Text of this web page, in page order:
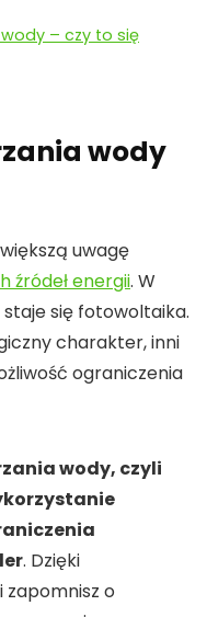
– czy to się
wody
uwagę
źródeł energii. W
się fotowoltaika.
charakter, inni
ograniczenia
wody, czyli
. Dzięki
o